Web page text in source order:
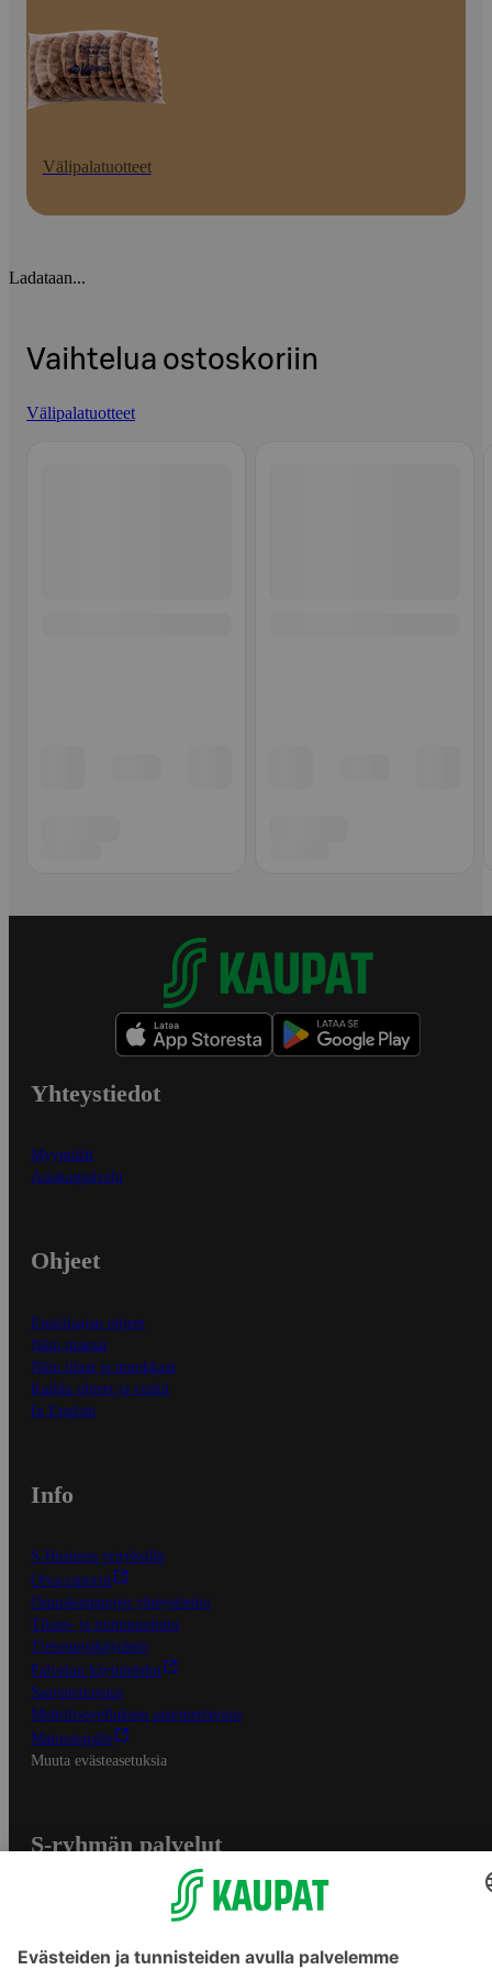
Välipalatuotteet
Ladataan...
Vaihtelua ostoskoriin
Välipalatuotteet
Yhteystiedot
Myymälät
Asiakaspalvelu
Ohjeet
Ensitilaajan ohjeet
Näin maksat
Näin tilaat ja muokkaat
Kaikki ohjeet ja vinkit
In English
Info
S-Business yrityksille
Oiva-raportit
Osuuskauppojen yhteystiedot
Tilaus- ja toimitusehdot
Tietosuojakäytäntö
Palvelun käyttöehdot
Saavutettavuus
Mobiilisovelluksen saavutettavuus
Mainostajalle
Muuta evästeasetuksia
S-ryhmän palvelut
Yhteishyvä Ruoka -sovellus